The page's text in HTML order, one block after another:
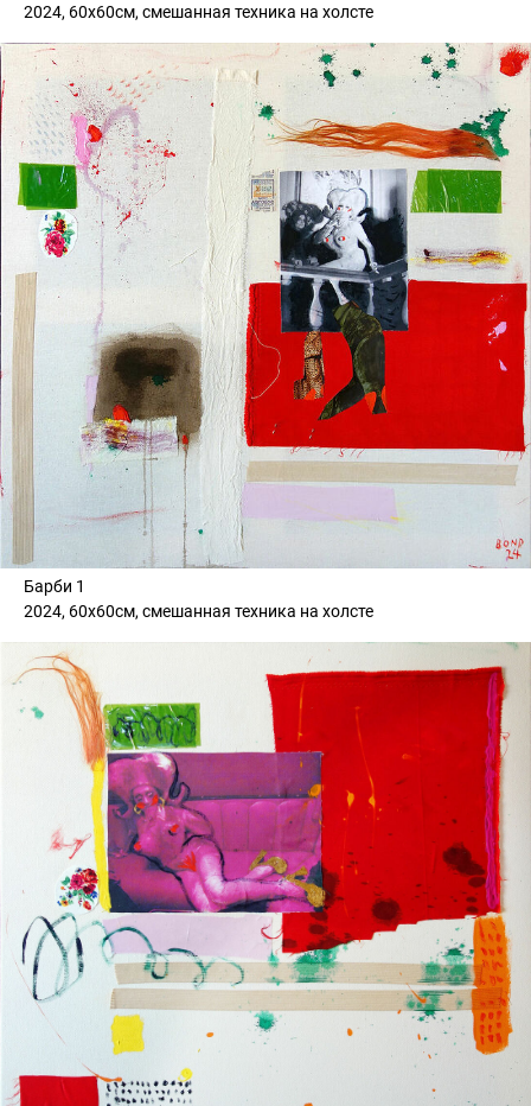
2024, 60х60см, смешанная техника на холсте
Барби 1
2024, 60х60см, смешанная техника на холсте